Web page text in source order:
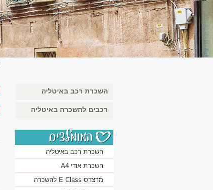
השכרת רכב באיטליה
רכבים להשכרה באיטליה
השכרת רכב באיטליה
השכרת אודי A4
מרצדס E Class להשכרה